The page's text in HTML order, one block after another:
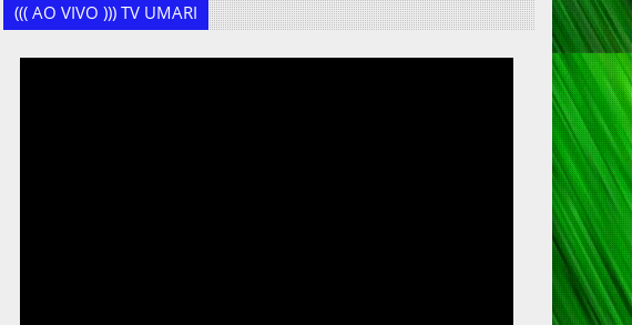
((( AO VIVO ))) TV UMARI